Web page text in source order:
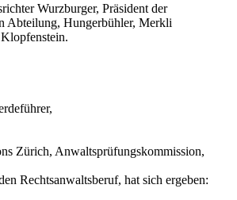
Wurzburger, Präsident der
Abteilung, Hungerbühler, Merkli
Zürich, Anwaltsprüfungskommission,
Rechtsanwaltsberuf, hat sich ergeben: